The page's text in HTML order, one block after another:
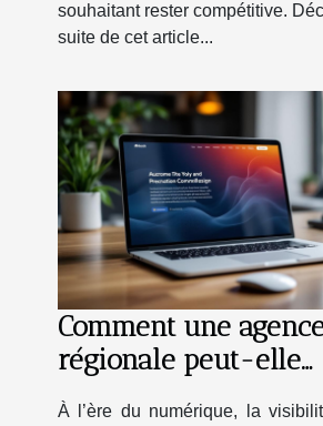
souhaitant rester compétitive.
suite de cet article...
Comment une
régionale peut-elle
transformer votre TPE
À l’ère du numérique, la